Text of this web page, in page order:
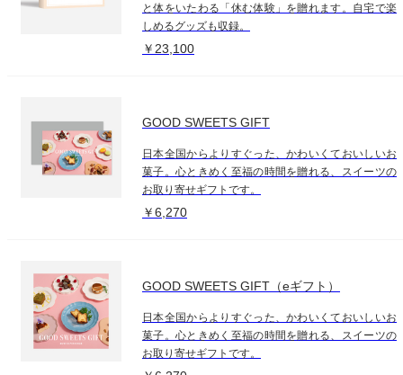
と体をいたわる「休む体験」を贈れます。自宅で楽
しめるグッズも収録。
￥23,100
GOOD SWEETS GIFT
日本全国からよりすぐった、かわいくておいしいお
菓子。心ときめく至福の時間を贈れる、スイーツの
お取り寄せギフトです。
￥6,270
GOOD SWEETS GIFT（eギフト）
日本全国からよりすぐった、かわいくておいしいお
菓子。心ときめく至福の時間を贈れる、スイーツの
お取り寄せギフトです。